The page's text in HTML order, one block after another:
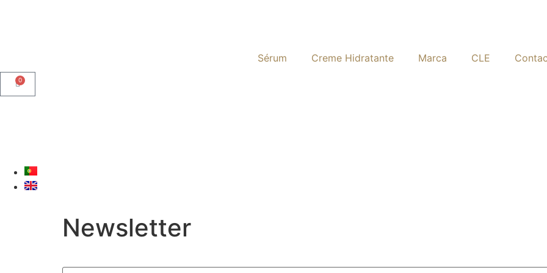
Sérum Creme Hidratante Marca CLE
0
Newsletter